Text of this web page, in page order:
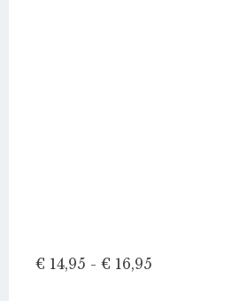
€ 14,95 - € 16,95